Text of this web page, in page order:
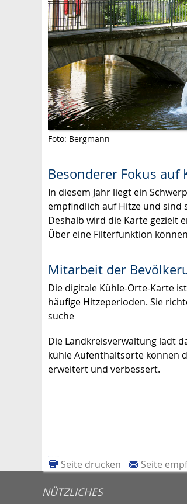
Foto: Bergmann
Besonderer Fokus auf
In diesem Jahr liegt ein
empfindlich auf Hitze und
Deshalb wird die Karte gezielt
Über eine Filterfunktion
Mitarbeit der
Die digitale Kühle-Orte-Karte
häufige Hitzeperioden. Sie
suche
Die Landkreisverwaltung lädt
kühle Aufenthaltsorte können
erweitert und verbessert.
Seite drucken Seite
NÜTZLICHES